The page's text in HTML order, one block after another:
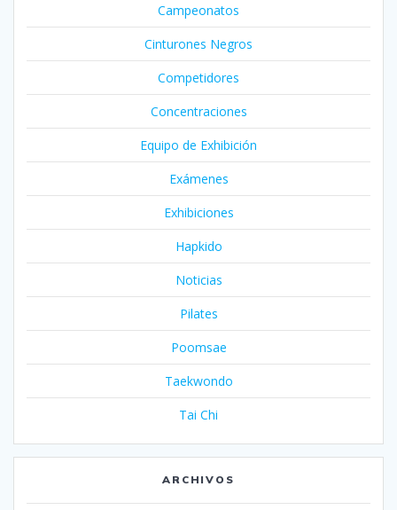
Campeonatos
Cinturones Negros
Competidores
Concentraciones
Equipo de Exhibición
Exámenes
Exhibiciones
Hapkido
Noticias
Pilates
Poomsae
Taekwondo
Tai Chi
ARCHIVOS